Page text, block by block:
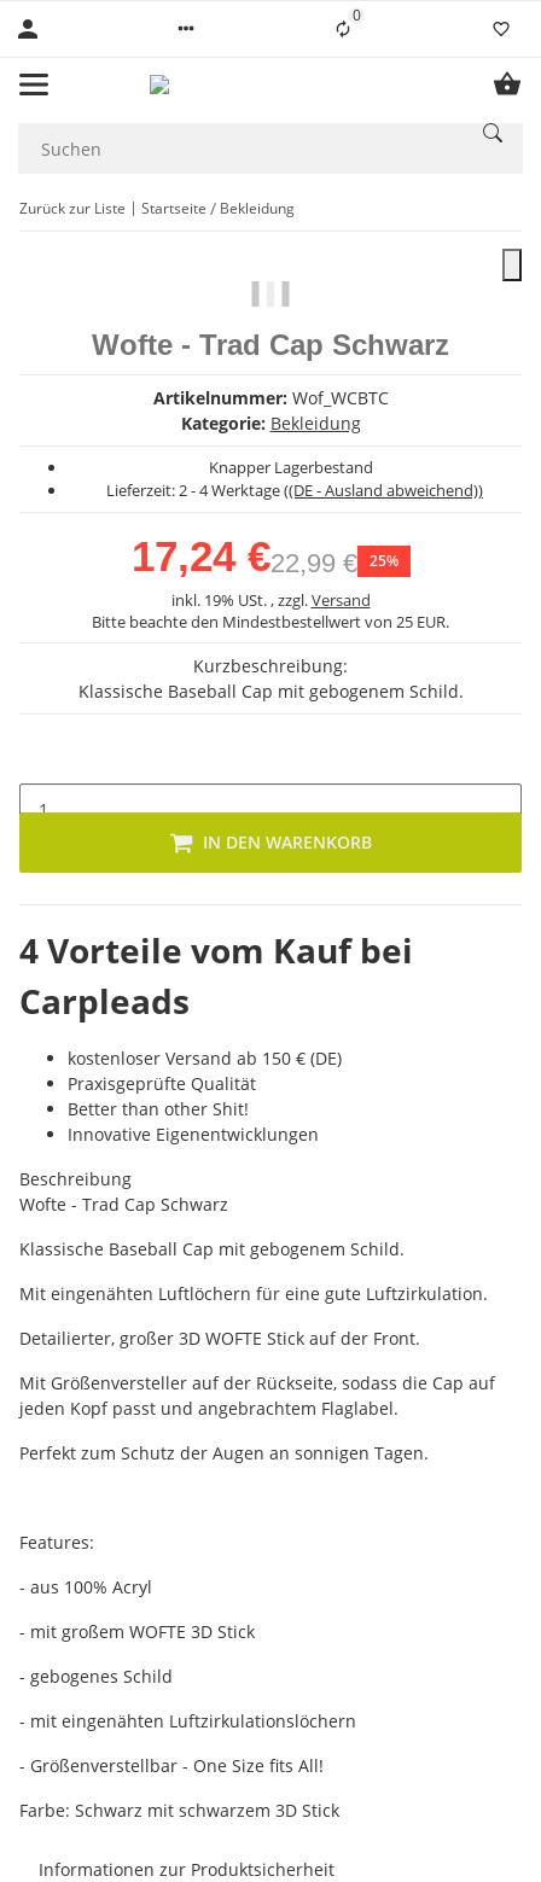
0Liste ist leer
Zurück zur Liste Startseite Bekleidung
Wofte - Trad Cap Schwarz
Artikelnummer: Wof_WCBTC
Kategorie: Bekleidung
Knapper Lagerbestand
Lieferzeit:2 - 4 Werktage((DE - Ausland abweichend))
17,24 €22,99 € 25%
inkl. 19% USt. , zzgl.Versand
Bitte beachte den Mindestbestellwert von 25 EUR.
Kurzbeschreibung:
Klassische Baseball Cap mit gebogenem Schild.
IN DEN WARENKORB
4 Vorteile vom Kauf bei
Carpleads
kostenloser Versand ab 150 € (DE)
Praxisgeprüfte Qualität
Better than other Shit!
Innovative Eigenentwicklungen
Beschreibung
Wofte - Trad Cap Schwarz
Klassische Baseball Cap mit gebogenem Schild.
Mit eingenähten Luftlöchern für eine gute Luftzirkulation.
Detailierter, großer 3D WOFTE Stick auf der Front.
Mit Größenversteller auf der Rückseite, sodass die Cap auf
jeden Kopf passt und angebrachtem Flaglabel.
Perfekt zum Schutz der Augen an sonnigen Tagen.
Features:
- aus 100% Acryl
- mit großem WOFTE 3D Stick
- gebogenes Schild
- mit eingenähten Luftzirkulationslöchern
- Größenverstellbar - One Size fits All!
Farbe: Schwarz mit schwarzem 3D Stick
Informationen zur Produktsicherheit